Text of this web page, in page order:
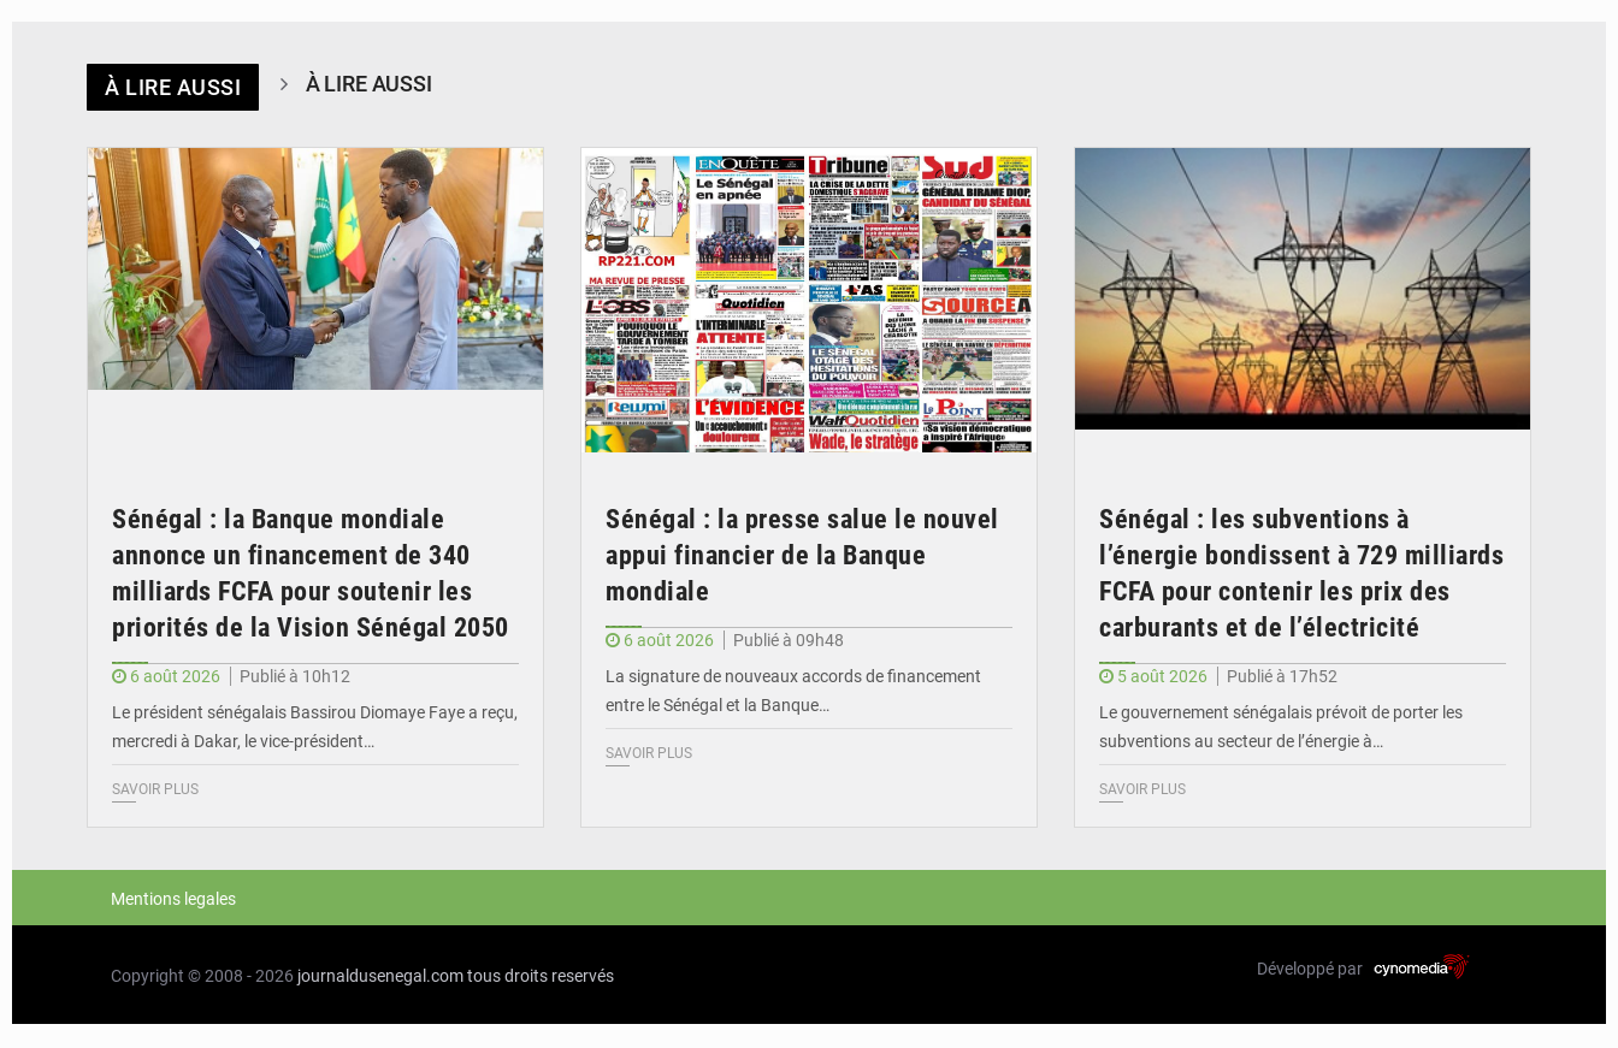
À LIRE AUSSI À LIRE AUSSI
Sénégal : la Banque mondiale
annonce un financement de 340
milliards FCFA pour soutenir les
priorités de la Vision Sénégal 2050
6 août 2026
Publié à 10h12
Le président sénégalais Bassirou Diomaye Faye a reçu,
mercredi à Dakar, le vice-président…
SAVOIR PLUS
Sénégal : la presse salue le nouvel
appui financier de la Banque
mondiale
6 août 2026
Publié à 09h48
La signature de nouveaux accords de financement
entre le Sénégal et la Banque…
SAVOIR PLUS
Sénégal : les subventions à
l’énergie bondissent à 729 milliards
FCFA pour contenir les prix des
carburants et de l’électricité
5 août 2026
Publié à 17h52
Le gouvernement sénégalais prévoit de porter les
subventions au secteur de l’énergie à…
SAVOIR PLUS
Mentions legales
Copyright © 2008 - 2026 journaldusenegal.comtous droits reservés Développé par